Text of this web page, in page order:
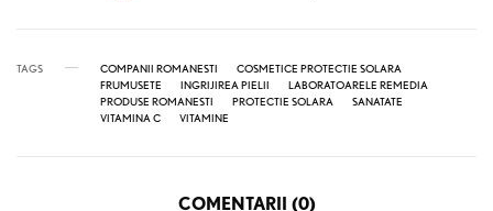
TAGS COMPANII ROMANESTI
COSMETICE PROTECTIE SOLARA
FRUMUSETE
INGRIJIREA PIELII
LABORATOARELE REMEDIA
PRODUSE ROMANESTI
PROTECTIE SOLARA
SANATATE
VITAMINA C
VITAMINE
COMENTARII (0)